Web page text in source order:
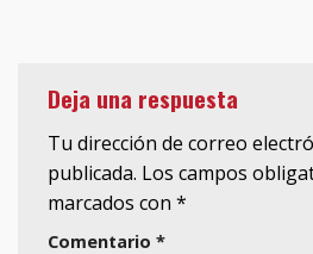
Deja una respuesta
Tu dirección de correo
publicada. Los campos
marcados con *
Comentario *